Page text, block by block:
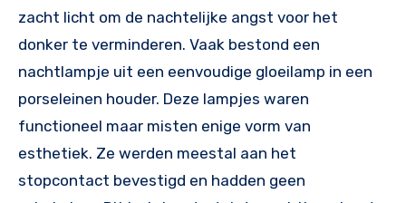
zacht licht om de nachtelijke angst voor het
donker te verminderen. Vaak bestond een
nachtlampje uit een eenvoudige gloeilamp in een
porseleinen houder. Deze lampjes waren
functioneel maar misten enige vorm van
esthetiek. Ze werden meestal aan het
stopcontact bevestigd en hadden geen